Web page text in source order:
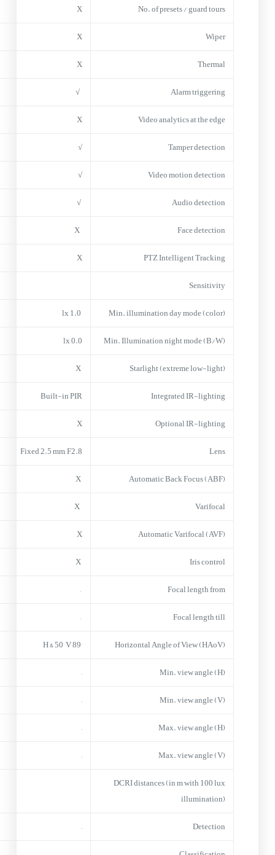
No. of presets / guard tours
X
Wiper
X
Thermal
X
Alarm triggering
√
Video analytics at the edge
X
Tamper detection
√
Video motion detection
√
Audio detection
√
Face detection
X
PTZ Intelligent Tracking
X
Sensitivity
Min. illumination day mode (color)
Min. Illumination night mode (B/W)
0.0 lx
Starlight (extreme low-light)
X
Integrated IR-lighting
Built-in PIR
Optional IR-lighting
X
Lens
Fixed 2.5 mm, F2.8
Automatic Back Focus (ABF)
Varifocal
Automatic Varifocal (AVF)
X
Iris control
Focal length from
–
Focal length till
–
Horizontal Angle of View (HAoV)
89° H & 50° V
Min. view angle (H)
–
Min. view angle (V)
–
Max. view angle (H)
–
Max. view angle (V)
–
DCRI distances (in m with 100 lux
illumination)
Detection
–